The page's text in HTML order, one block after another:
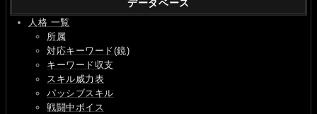
データベース
人格 一覧
所属
対応キーワード(鏡)
キーワード収支
スキル威力表
パッシブスキル
戦闘中ボイス